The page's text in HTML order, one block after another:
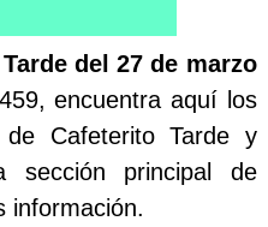
del 27 de marzo
encuentra aquí los
de Cafeterito Tarde y
sección principal de
información.